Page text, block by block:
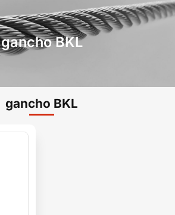
gancho BKL
gancho BKL